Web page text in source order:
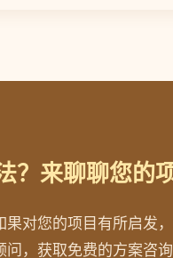
？来聊聊您的
果对您的项目有所启发
问，获取免费的方案咨